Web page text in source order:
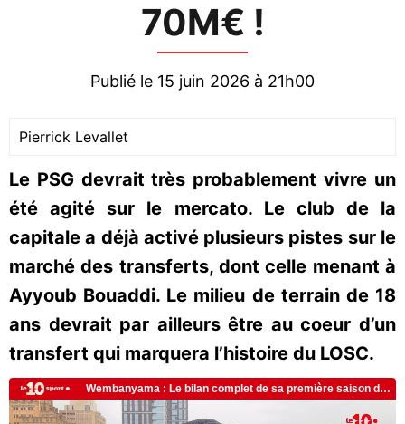
70M€ !
Publié le 15 juin 2026 à 21h00
Pierrick Levallet
Le PSG devrait très probablement vivre un
été agité sur le mercato. Le club de la
capitale a déjà activé plusieurs pistes sur le
marché des transferts, dont celle menant à
Ayyoub Bouaddi. Le milieu de terrain de 18
ans devrait par ailleurs être au coeur d’un
transfert qui marquera l’histoire du LOSC.